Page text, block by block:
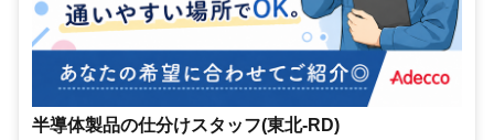
半導体製品の仕分けスタッフ(東北-RD)